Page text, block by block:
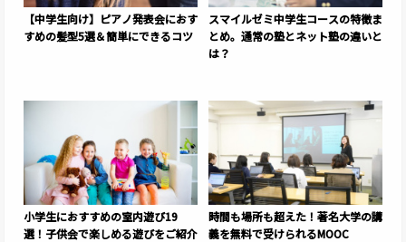
【中学生向け】ピアノ発表会におす
すめの髪型5選＆簡単にできるコツ
スマイルゼミ中学生コースの特徴ま
とめ。通常の塾とネット塾の違いと
は？
小学生におすすめの室内遊び19
選！子供会で楽しめる遊びをご紹介
時間も場所も超えた！著名大学の講
義を無料で受けられるMOOC